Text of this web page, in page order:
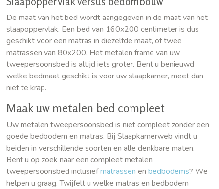
De maat van het bed wordt aangegeven in de maat van het
slaapoppervlak. Een bed van 160x200 centimeter is dus
geschikt voor een matras in diezelfde maat, of twee
matrassen van 80x200. Het metalen frame van uw
tweepersoonsbed is altijd iets groter. Bent u benieuwd
welke bedmaat geschikt is voor uw slaapkamer, meet dan
niet te krap.
Maak uw metalen bed compleet
Uw metalen tweepersoonsbed is niet compleet zonder een
goede bedbodem en matras. Bij Slaapkamerweb vindt u
beiden in verschillende soorten en alle denkbare maten.
Bent u op zoek naar een compleet metalen
tweepersoonsbed inclusiefmatrassen en bedbodems? We
helpen u graag. Twijfelt u welke matras en bedbodem